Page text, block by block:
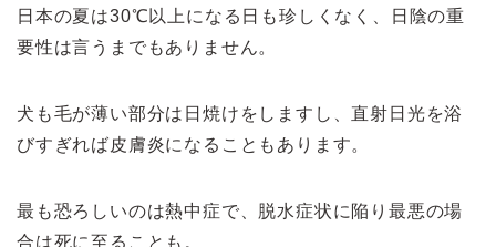
日本の夏は30℃以上になる日も珍しくなく、日陰の重
要性は言うまでもありません。
犬も毛が薄い部分は日焼けをしますし、直射日光を浴
びすぎれば皮膚炎になることもあります。
最も恐ろしいのは熱中症で、脱水症状に陥り最悪の場
合は死に至ることも。